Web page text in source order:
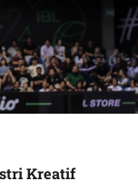
Kreatif